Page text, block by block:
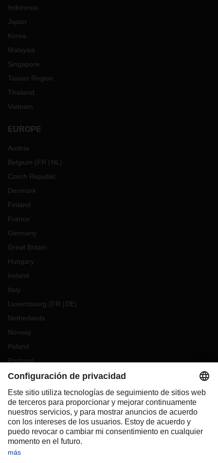
Indonesia
Japan
Korea
Malaysia
Singapore
Taiwan Region
Thailand
Vietnam
EUROPE
Austria
Belgium (FR NL )
Czech Republic
Denmark
Finland
France
Germany
Great Britain
Hungary
Ireland
Italy
Luxembourg (FR DE)
Netherlands
Norway
Poland
Portugal
Romania
Slovakia
Spain
Sweden
Switzerland(DE FR)
Turkey